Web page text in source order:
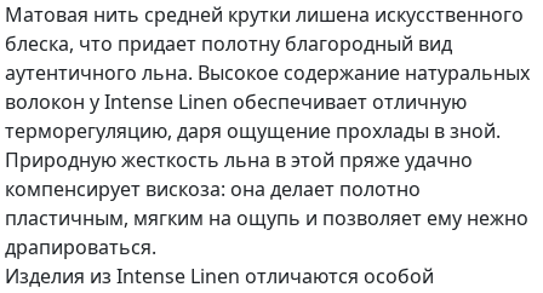
Матовая нить средней крутки лишена искусственного
блеска, что придает полотну благородный вид
аутентичного льна. Высокое содержание натуральных
волокон у Intense Linen обеспечивает отличную
терморегуляцию, даря ощущение прохлады в зной.
Природную жесткость льна в этой пряже удачно
компенсирует вискоза: она делает полотно
пластичным, мягким на ощупь и позволяет ему нежно
драпироваться.
Изделия из Intense Linen отличаются особой